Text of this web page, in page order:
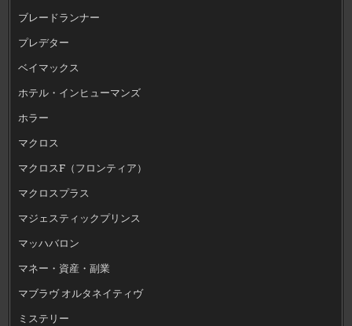
ブレードランナー
プレデター
ベイマックス
ホテル・インヒューマンズ
ホラー
マクロス
マクロスF（フロンティア）
マクロスプラス
マジェスティックプリンス
マッハバロン
マネー・資産・副業
マブラヴ オルタネイティヴ
ミステリー